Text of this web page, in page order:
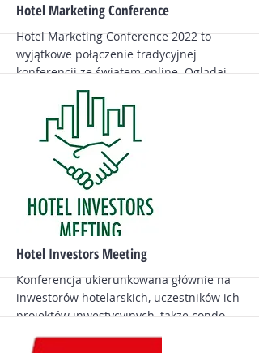
Więcej
Hotel Marketing Conference
Hotel Marketing Conference 2022 to
wyjątkowe połączenie tradycyjnej
konferencji ze światem online. Oglądaj
wydarzenie z każdego miejsca na świecie.
To właśnie TUTAJ czekają na Ciebie
merytoryczne prezentacje podane w
wyjątkowy sposób. Dowiedz się jak
technologia może wesprzeć Cię na
każdym etapie Guest Journey.
Więcej
Hotel Investors Meeting
Konferencja ukierunkowana głównie na
inwestorów hotelarskich, uczestników ich
projektów inwestycyjnych, także condo,
właścicieli hoteli i innych obiektów